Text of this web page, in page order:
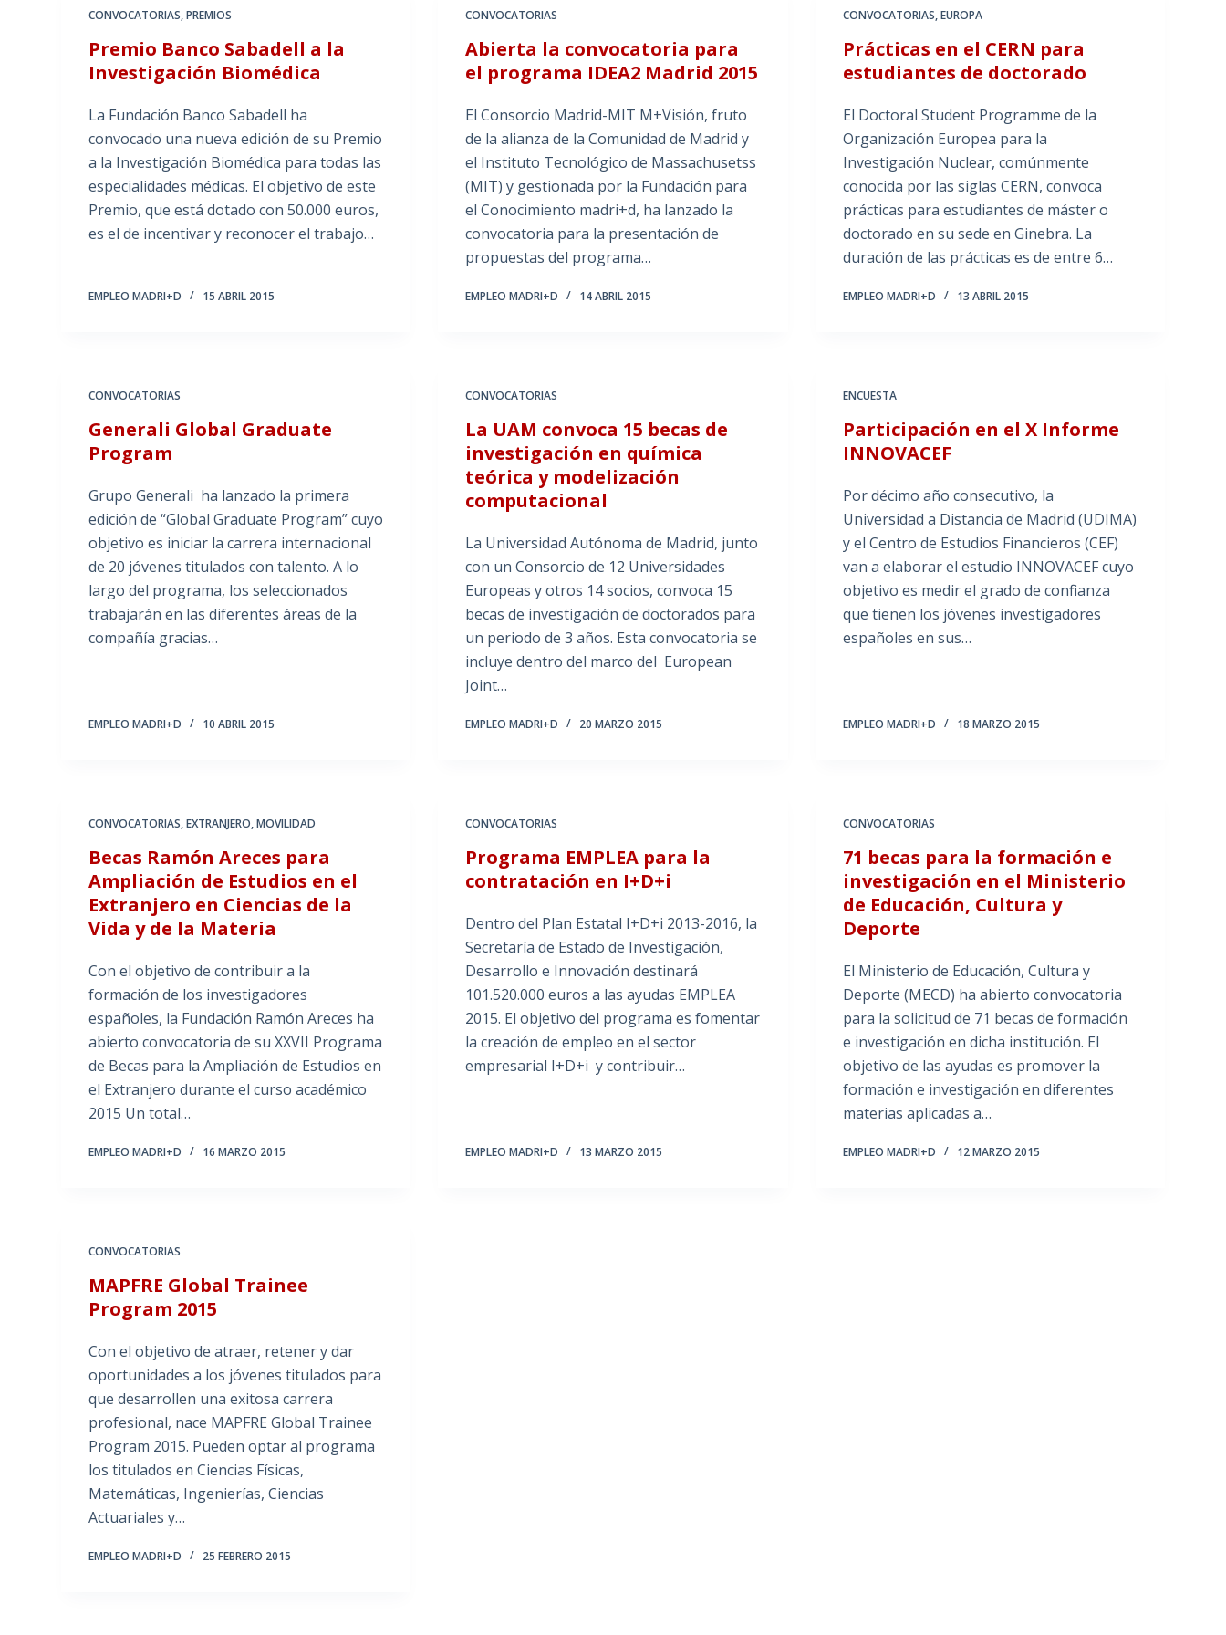
CONVOCATORIAS,PREMIOS
Premio Banco Sabadell a la
Investigación Biomédica
La Fundación Banco Sabadell ha
convocado una nueva edición de su Premio
a la Investigación Biomédica para todas las
especialidades médicas. El objetivo de este
Premio, que está dotado con 50.000 euros,
es el de incentivar y reconocer el trabajo…
EMPLEO MADRI+D 15 ABRIL 2015
CONVOCATORIAS
Abierta la convocatoria para
el programa IDEA2 Madrid 2015
El Consorcio Madrid-MIT M+Visión, fruto
de la alianza de la Comunidad de Madrid y
el Instituto Tecnológico de Massachusetss
(MIT) y gestionada por la Fundación para
el Conocimiento madri+d, ha lanzado la
convocatoria para la presentación de
propuestas del programa…
EMPLEO MADRI+D 14 ABRIL 2015
CONVOCATORIAS,EUROPA
Prácticas en el CERN para
estudiantes de doctorado
El Doctoral Student Programme de la
Organización Europea para la
Investigación Nuclear, comúnmente
conocida por las siglas CERN, convoca
prácticas para estudiantes de máster o
doctorado en su sede en Ginebra. La
duración de las prácticas es de entre 6…
EMPLEO MADRI+D 13 ABRIL 2015
CONVOCATORIAS
Generali Global Graduate
Program
Grupo Generali ha lanzado la primera
edición de “Global Graduate Program” cuyo
objetivo es iniciar la carrera internacional
de 20 jóvenes titulados con talento. A lo
largo del programa, los seleccionados
trabajarán en las diferentes áreas de la
compañía gracias…
EMPLEO MADRI+D 10 ABRIL 2015
CONVOCATORIAS
La UAM convoca 15 becas de
investigación en química
teórica y modelización
computacional
La Universidad Autónoma de Madrid, junto
con un Consorcio de 12 Universidades
Europeas y otros 14 socios, convoca 15
becas de investigación de doctorados para
un periodo de 3 años. Esta convocatoria se
incluye dentro del marco del European
Joint…
EMPLEO MADRI+D 20 MARZO 2015
ENCUESTA
Participación en el X Informe
INNOVACEF
Por décimo año consecutivo, la
Universidad a Distancia de Madrid (UDIMA)
y el Centro de Estudios Financieros (CEF)
van a elaborar el estudio INNOVACEF cuyo
objetivo es medir el grado de confianza
que tienen los jóvenes investigadores
españoles en sus…
EMPLEO MADRI+D 18 MARZO 2015
CONVOCATORIAS,EXTRANJERO,MOVILIDAD
Becas Ramón Areces para
Ampliación de Estudios en el
Extranjero en Ciencias de la
Vida y de la Materia
Con el objetivo de contribuir a la
formación de los investigadores
españoles, la Fundación Ramón Areces ha
abierto convocatoria de su XXVII Programa
de Becas para la Ampliación de Estudios en
el Extranjero durante el curso académico
2015 Un total…
EMPLEO MADRI+D 16 MARZO 2015
CONVOCATORIAS
Programa EMPLEA para la
contratación en I+D+i
Dentro del Plan Estatal I+D+i 2013-2016, la
Secretaría de Estado de Investigación,
Desarrollo e Innovación destinará
101.520.000 euros a las ayudas EMPLEA
2015. El objetivo del programa es fomentar
la creación de empleo en el sector
empresarial I+D+i y contribuir…
EMPLEO MADRI+D 13 MARZO 2015
CONVOCATORIAS
71 becas para la formación e
investigación en el Ministerio
de Educación, Cultura y
Deporte
El Ministerio de Educación, Cultura y
Deporte (MECD) ha abierto convocatoria
para la solicitud de 71 becas de formación
e investigación en dicha institución. El
objetivo de las ayudas es promover la
formación e investigación en diferentes
materias aplicadas a…
EMPLEO MADRI+D 12 MARZO 2015
CONVOCATORIAS
MAPFRE Global Trainee
Program 2015
Con el objetivo de atraer, retener y dar
oportunidades a los jóvenes titulados para
que desarrollen una exitosa carrera
profesional, nace MAPFRE Global Trainee
Program 2015. Pueden optar al programa
los titulados en Ciencias Físicas,
Matemáticas, Ingenierías, Ciencias
Actuariales y…
EMPLEO MADRI+D 25 FEBRERO 2015